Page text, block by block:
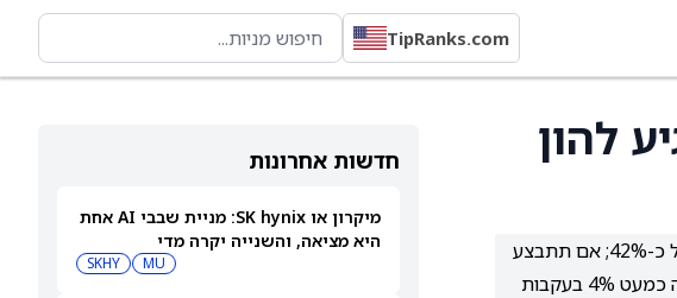
TipRanks.com
חדשות אחרונות
מיקרון או SK hynix: מניית שבבי AI אחת
היא מציאה, והשנייה יקרה מדי
MU
SKHY
להון
מאסק הגיע להון אישי של 600 מיליארד דולר בעקבות זינוק בשווי SpaceX (800 מיליארד דולר) ואחזקתו של כ-42%; אם תתבצע
הנפקה בשנה הבאה בשווי 1.5 טריליון דולר, שווי אחזקתו עלול לעלות מעל 625 מיליארד. מניית טסלה עלתה כמעט 4% בעקבות